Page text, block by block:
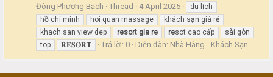
Đông Phương Bạch
Thread 4 April 2025
du lịch
hồ chí minh
hoi quan massage
khách sạn giá rẻ
khach san view dep
resort gia re resot cao cấp
sài gòn
top
𝐑𝐄𝐒𝐎𝐑𝐓 Trả lời: 0 Diễn đàn: Nhà Hàng - Khách Sạn